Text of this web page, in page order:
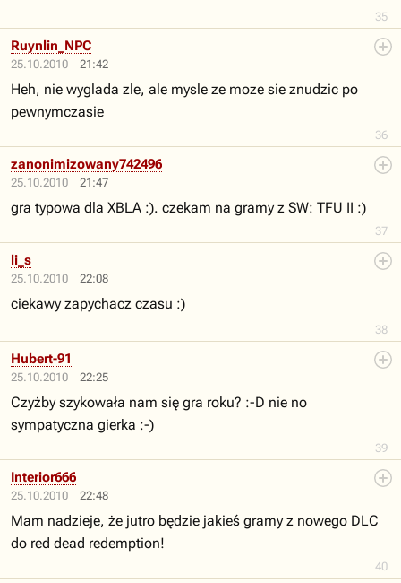
35
25.10.2010 21:42
36
Ruynlin_NPC
Heh, nie wyglada zle, ale mysle ze moze sie znudzic po
pewnymczasie
25.10.2010 21:47
37
zanonimizowany742496
gra typowa dla XBLA :). czekam na gramy z SW: TFU II :)
25.10.2010 22:08
38
li_s
ciekawy zapychacz czasu :)
25.10.2010 22:25
39
Hubert-91
Czyżby szykowała nam się gra roku? :-D nie no
sympatyczna gierka :-)
25.10.2010 22:48
40
Interior666
Mam nadzieje, że jutro będzie jakieś gramy z nowego DLC
do red dead redemption!